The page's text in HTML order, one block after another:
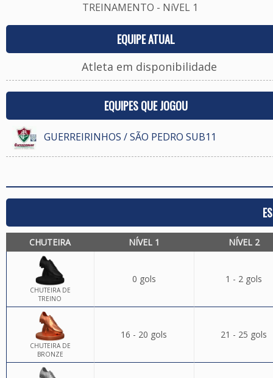
TREINAMENTO - NíVEL 1
EQUIPE ATUAL
Atleta em disponibilidade
EQUIPES QUE JOGOU
GUERREIRINHOS / SÃO PEDRO SUB11
CHUTEIRA NÍVEL 1 NÍVEL 2
CHUTEIRA DE
TREINO
0 gols 1 - 2 gols
CHUTEIRA DE
BRONZE
16 - 20 gols 21 - 25 gols